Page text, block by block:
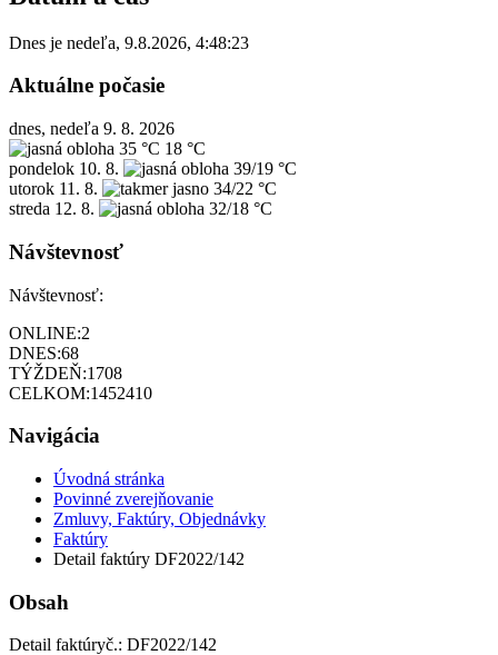
Dnes je nedeľa, 9.8.2026, 4:48:23
Aktuálne počasie
dnes, nedeľa 9. 8. 2026
35 °C 18 °C
pondelok 10. 8.
39/19 °C
utorok 11. 8.
34/22 °C
streda 12. 8. 32/18 °C
Návštevnosť
Návštevnosť:
ONLINE:2
DNES:68
TÝŽDEŇ:1708
CELKOM:1452410
Navigácia
Úvodná stránka
Povinné zverejňovanie
Zmluvy, Faktúry, Objednávky
Faktúry
Detail faktúry DF2022/142
Obsah
Detail faktúryč.: DF2022/142